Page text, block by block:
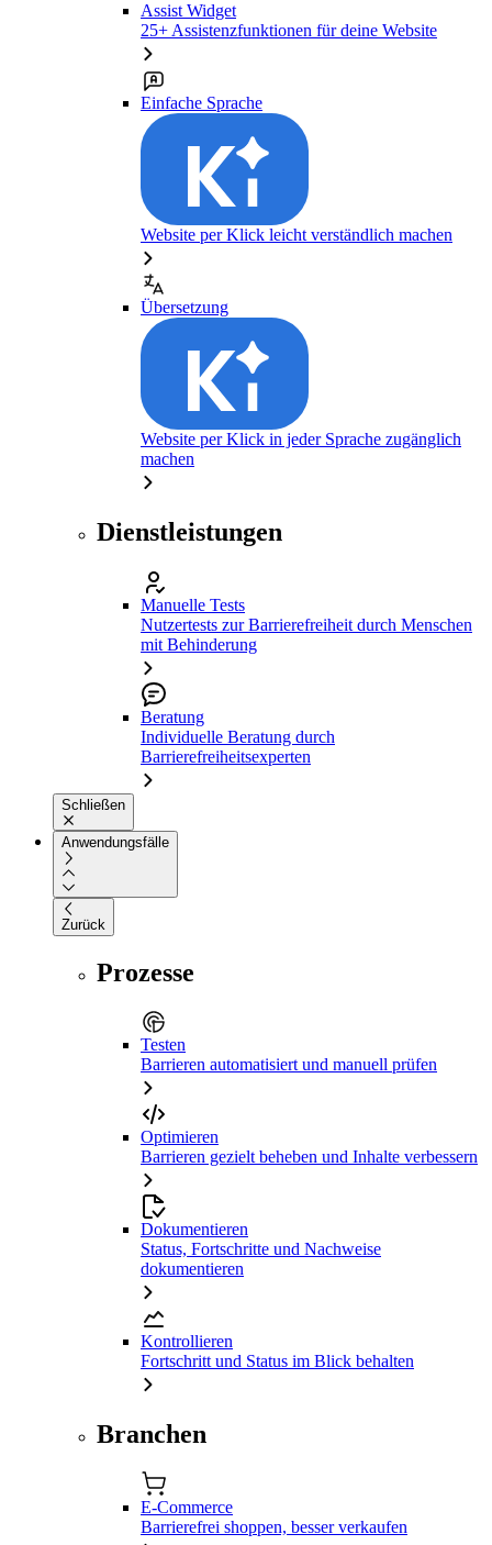
Assist Widget
25+ Assistenzfunktionen für deine Website
Einfache Sprache
Website per Klick leicht verständlich machen
Übersetzung
Website per Klick in jeder Sprache zugänglich
machen
Dienstleistungen
Manuelle Tests
Nutzertests zur Barrierefreiheit durch Menschen
mit Behinderung
Beratung
Individuelle Beratung durch
Barrierefreiheitsexperten
Schließen
Anwendungsfälle
Zurück
Prozesse
Testen
Barrieren automatisiert und manuell prüfen
Optimieren
Barrieren gezielt beheben und Inhalte verbessern
Dokumentieren
Status, Fortschritte und Nachweise
dokumentieren
Kontrollieren
Fortschritt und Status im Blick behalten
Branchen
E-Commerce
Barrierefrei shoppen, besser verkaufen